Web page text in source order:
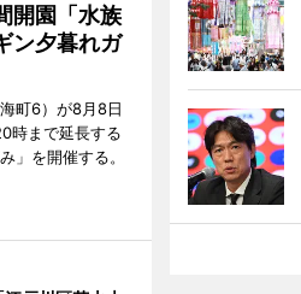
開園「水族
ン夕暮れガ
町6）が8月8日
時まで延長する
」を開催する。